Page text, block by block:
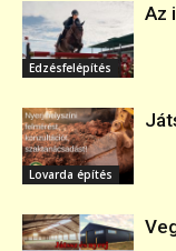
Edzésfelépítés
Az
Lovarda építés